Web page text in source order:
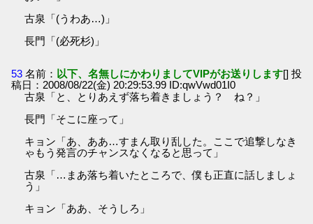
古泉「(うわあ…)」
長門「(必死杉)」
53 名前： 以下、名無しにかわりましてVIPがお送りします[] 投
稿日：2008/08/22(金) 20:29:53.99 ID:qwVwd01I0
古泉「と、とりあえず落ち着きましょう？ ね？」
長門「そこに座って」
キョン「あ、ああ…すまん取り乱した。ここで追撃しなき
ゃもう発言のチャンスなくなると思って」
古泉「…まあ落ち着いたところで、僕も正直に話しましょ
う」
キョン「ああ、そうしろ」